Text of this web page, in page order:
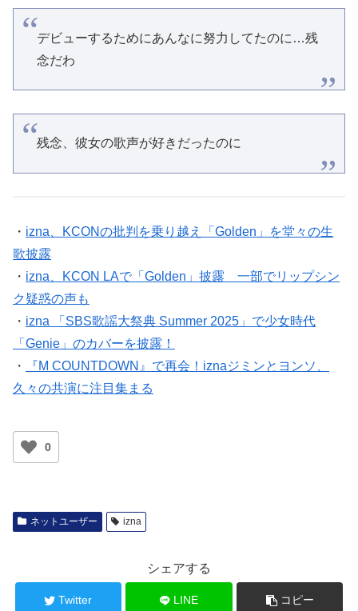
デビューするためにあんなに努力してたのに…残
念だわ
残念、彼女の歌声が好きだったのに
・ izna、KCONの批判を乗り越え「Golden」を堂々の生
歌披露
・ izna、KCON LAで「Golden」披露 一部でリップシン
ク疑惑の声も
・ izna 「SBS歌謡大祭典 Summer 2025」で少女時代
「Genie」のカバーを披露！
・
『M COUNTDOWN』で再会！iznaジミンとヨンソ、
久々の共演に注目集まる
0
ネットユーザー izna
シェアする
Twitter LINE コピー